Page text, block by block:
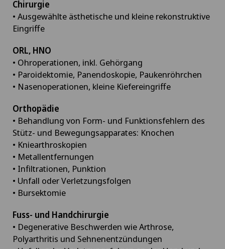
Chirurgie
• Ausgewählte ästhetische und kleine rekonstruktive
Eingriffe
ORL, HNO
• Ohroperationen, inkl. Gehörgang
• Paroidektomie, Panendoskopie, Paukenröhrchen
• Nasenoperationen, kleine Kiefereingriffe
Orthopädie
• Behandlung von Form- und Funktionsfehlern des
Stütz- und Bewegungsapparates: Knochen
• Kniearthroskopien
• Metallentfernungen
• Infiltrationen, Punktion
• Unfall oder Verletzungsfolgen
• Bursektomie
Fuss- und Handchirurgie
• Degenerative Beschwerden wie Arthrose,
Polyarthritis und Sehnenentzündungen